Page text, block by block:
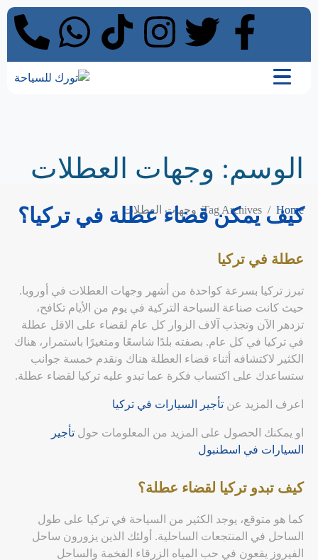
الوسم: وجهات العطلات
Home Tag Archives: وجهات العطلات
كيف يمكن قضاء عطلة في تركيا؟
عطلة في تركيا
تبرز تركيا بسرعة كواحدة من أشهر وجهات العطلات في أوروبا.
حيث كانت صناعة السياحة التركية في يوم من الأيام تكافح،
تزدهر الآن وتجذب آلاف الزوار كل عام لقضاء على الاقل عطلة
في تركيا في كل عام. بصفته بلدًا شاسعًا ومتغيرًا باستمرار، هناك
الكثير لاكتشافه أثناء قضاء العطلة هناك ونقدم خمسة جوانب
ستساعدك على اكتساب فكرة عما تبدو عليه تركيا لقضاء عطلة.
اعرف المزيد عن تأجير السيارات في تركيا
او يمكنك الحصول على المزيد من المعلومات حول تأجير
السيارات في اسطنبول
كيف تبدو تركيا لقضاء عطلة؟
كما هو متوقع، يوجد الكثير من السياحة في تركيا على طول
الساحل في المنتجعات الساحلية. أولئك الذين يزورون ساحل
الفيروز يقعون في حب المياه الزرقاء الفخمة والساحل